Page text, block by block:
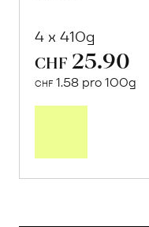
4 x 410g
CHF 25.90
CHF 1.58 pro 100g